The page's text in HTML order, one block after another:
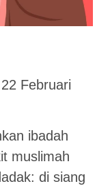
Februari
ibadah
muslimah
di siang